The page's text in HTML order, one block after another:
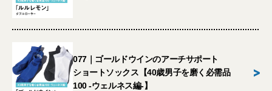
077｜ゴールドウインのアーチサポート
ショートソックス【40歳男子を磨く必需品
100 -ウェルネス編-】
>